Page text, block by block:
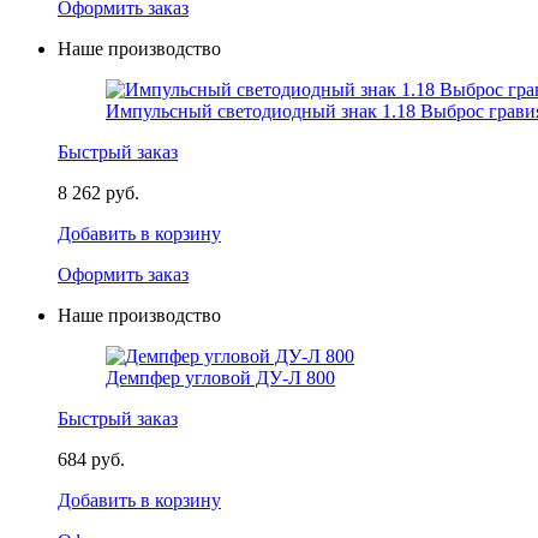
Оформить заказ
Наше производство
Импульсный светодиодный знак 1.18 Выброс
Быстрый заказ
8 262 руб.
Добавить в корзину
Оформить заказ
Наше производство
Демпфер угловой ДУ-Л 800
Быстрый заказ
684 руб.
Добавить в корзину